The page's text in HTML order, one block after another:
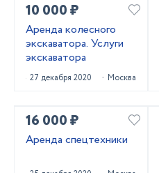
10 000 ₽
Аренда колесного
экскаватора. Услуги
экскаватора
27 декабря 2020 Москва
16 000 ₽
Аренда спецтехники